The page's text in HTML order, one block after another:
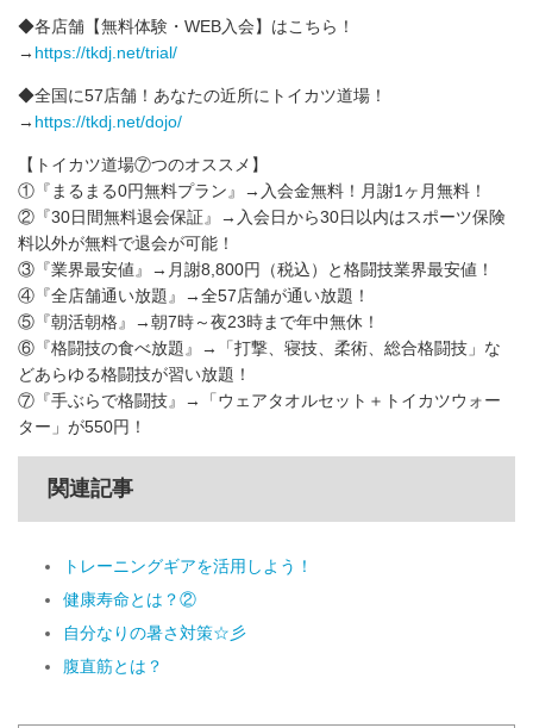
◆各店舗【無料体験・WEB入会】はこちら！
→ https://tkdj.net/trial/
◆全国に57店舗！あなたの近所にトイカツ道場！
→ https://tkdj.net/dojo/
【トイカツ道場⑦つのオススメ】
①『まるまる0円無料プラン』→入会金無料！月謝1ヶ月無料！
②『30日間無料退会保証』→入会日から30日以内はスポーツ保険
料以外が無料で退会が可能！
③『業界最安値』→月謝8,800円（税込）と格闘技業界最安値！
④『全店舗通い放題』→全57店舗が通い放題！
⑤『朝活朝格』→朝7時～夜23時まで年中無休！
⑥『格闘技の食べ放題』→「打撃、寝技、柔術、総合格闘技」な
どあらゆる格闘技が習い放題！
⑦『手ぶらで格闘技』→「ウェアタオルセット＋トイカツウォー
ター」が550円！
関連記事
トレーニングギアを活用しよう！
健康寿命とは？②
自分なりの暑さ対策☆彡
腹直筋とは？